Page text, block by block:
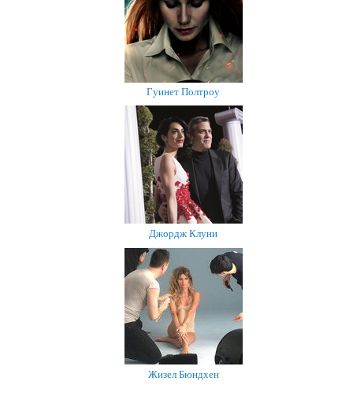
Гуинет Полтроу
Джордж Клуни
Жизел Бюндхен